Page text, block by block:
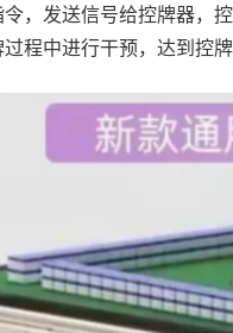
，发送信号给控牌器，
程中进行干预，达到控牌